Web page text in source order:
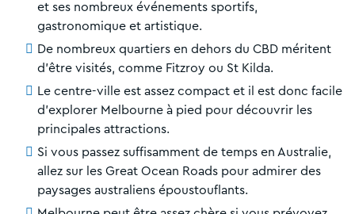
et ses nombreux événements sportifs,
gastronomique et artistique.
De nombreux quartiers en dehors du CBD méritent
d'être visités, comme Fitzroy ou St Kilda.
Le centre-ville est assez compact et il est donc facile
d'explorer Melbourne à pied pour découvrir les
principales attractions.
Si vous passez suffisamment de temps en Australie,
allez sur les Great Ocean Roads pour admirer des
paysages australiens époustouflants.